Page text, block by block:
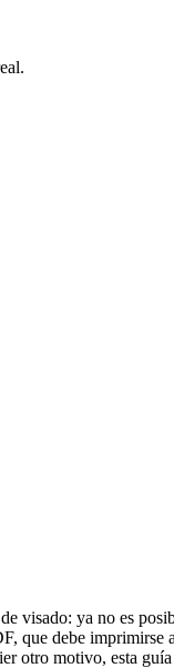
visado: ya no es
debe imprimirse
otro motivo, esta